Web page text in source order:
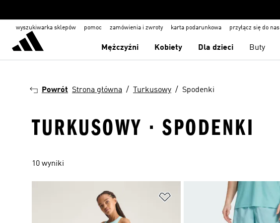
wyszukiwarka sklepów pomoc zamówienia i zwroty karta podarunkowa przyłącz się do nas
Mężczyźni Kobiety Dla dzieci Buty
Powrót Strona główna Turkusowy Spodenki
TURKUSOWY · SPODENKI
10 wyniki
Dodaj do listy życzeń